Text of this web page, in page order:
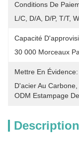
Conditions De
L/C, D/A, D/P, T/T,
Capacité
30 000 Morceaux
Mettre En Évidence:
D'acier Au Carbone
ODM Estampage